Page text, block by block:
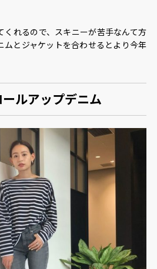
くれるので、スキニーが苦手なんて方
ムとジャケットを合わせるとより今年
ルアップデニム